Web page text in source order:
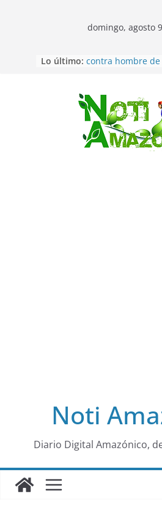
al
domingo, agosto
Lo último: Pastaza: Fiscal no
con una menor
frontera sur
Napo: presunto
Archidona
Ecuador: dos
desaparecidos
muertos en
Noti
Diario Digital Amazónico,